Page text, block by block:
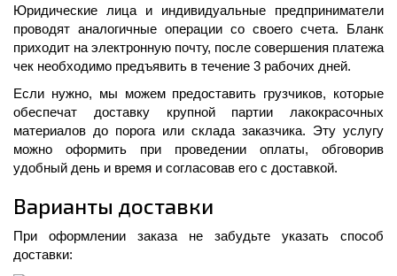
Юридические лица и индивидуальные предприниматели
проводят аналогичные операции со своего счета. Бланк
приходит на электронную почту, после совершения платежа
чек необходимо предъявить в течение 3 рабочих дней.
Если нужно, мы можем предоставить грузчиков, которые
обеспечат доставку крупной партии лакокрасочных
материалов до порога или склада заказчика. Эту услугу
можно оформить при проведении оплаты, обговорив
удобный день и время и согласовав его с доставкой.
Варианты доставки
При оформлении заказа не забудьте указать способ
доставки: